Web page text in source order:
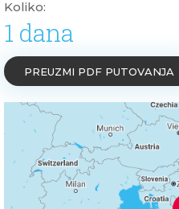
Koliko:
1 dana
PREUZMI PDF PUTOVANJA